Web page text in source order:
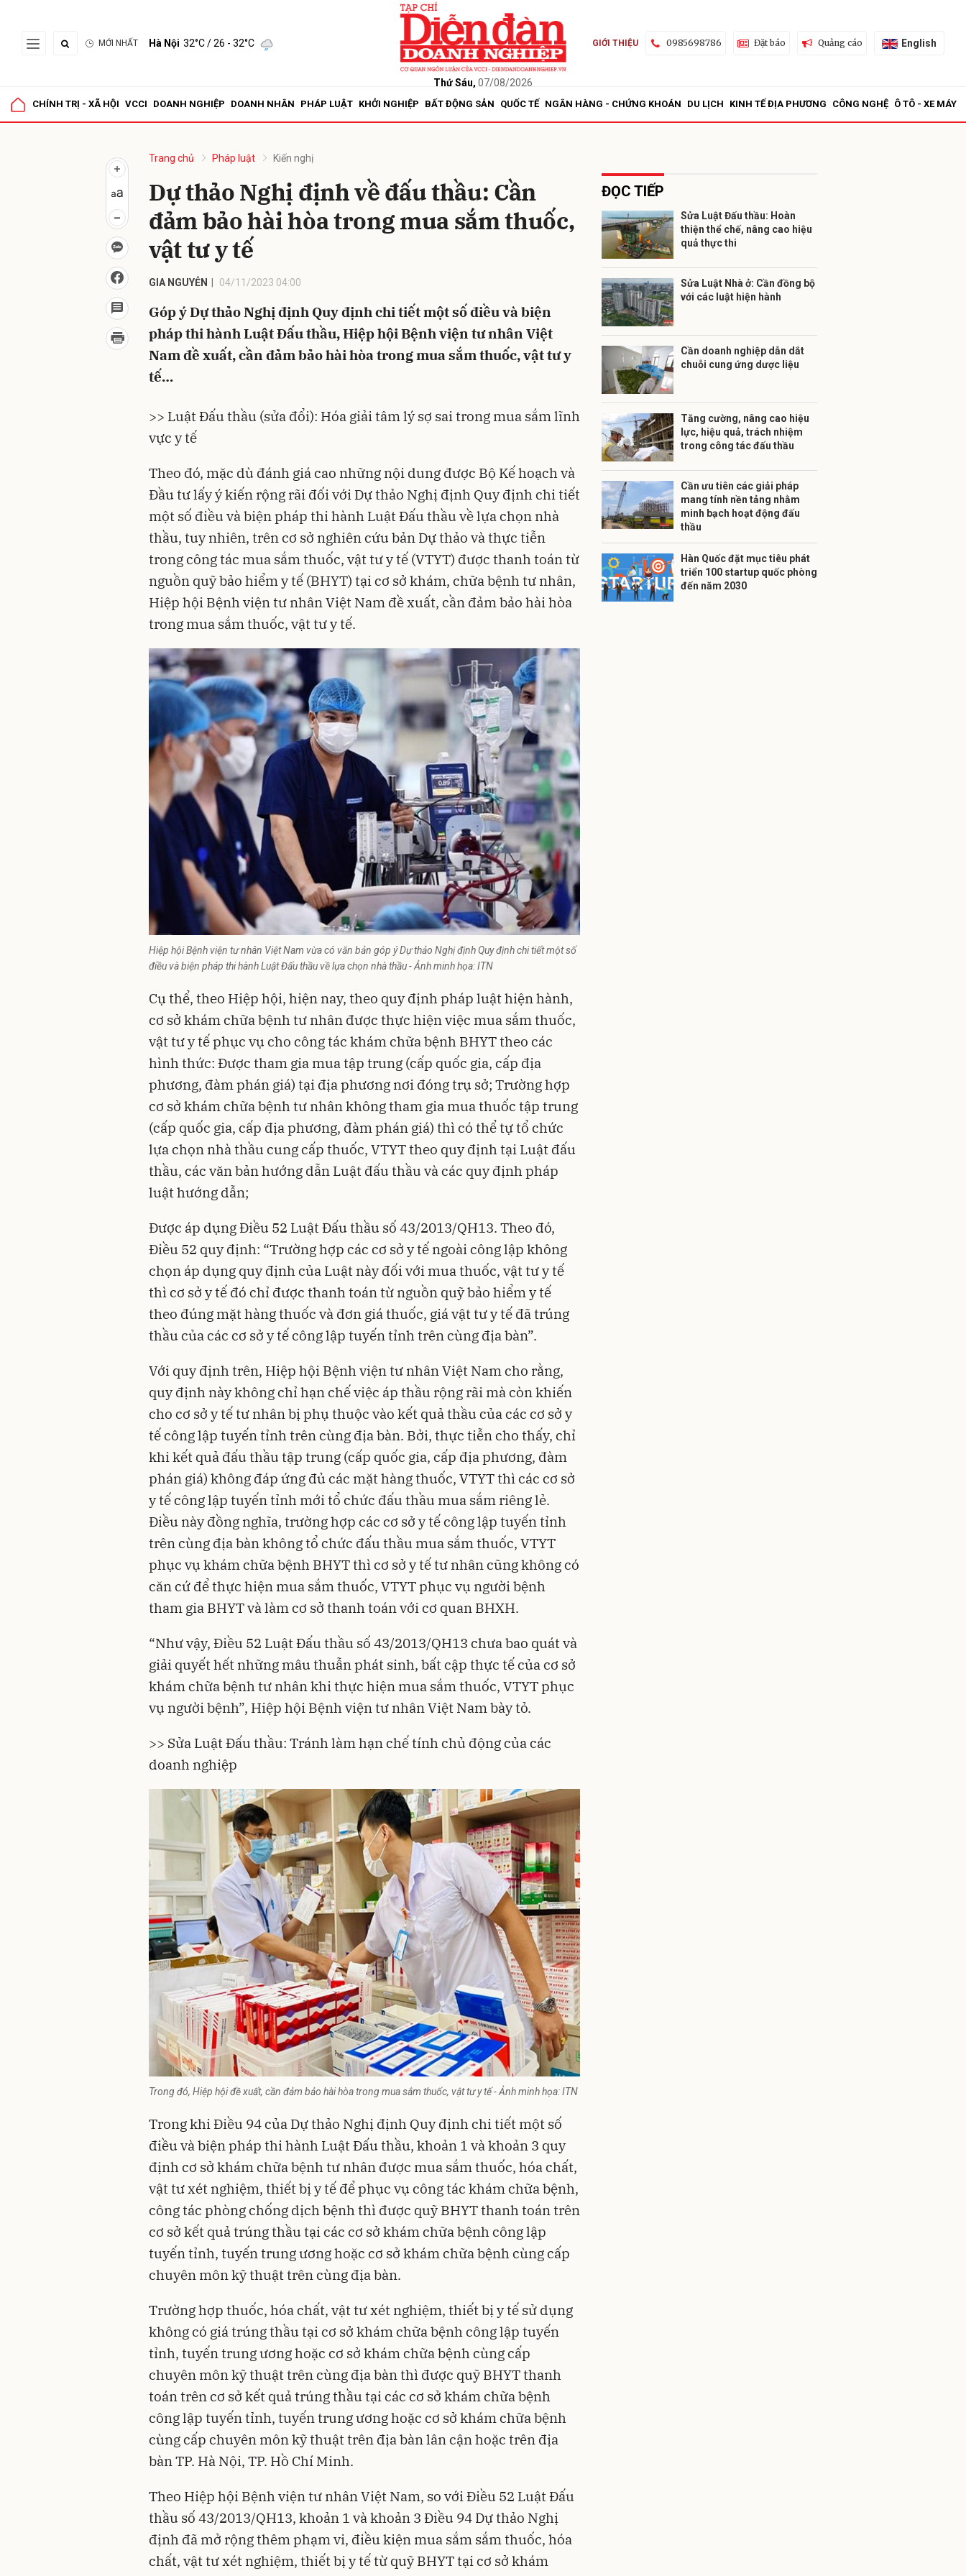
MỚI NHẤT Hà Nội 32°C/ 26 - 32°C
Thứ Sáu, 07/08/2026
GIỚI THIỆU 0985698786 Đặt báo Quảng cáo English
CHÍNH TRỊ - XÃ HỘI VCCI DOANH NGHIỆP DOANH NHÂN PHÁP LUẬT KHỞI NGHIỆP BẤT ĐỘNG SẢN QUỐC TẾ NGÂN HÀNG - CHỨNG KHOÁN DU LỊCH KINH TẾ ĐỊA PHƯƠNG CÔNG NGHỆ Ô TÔ - XE MÁY
Trang chủ Pháp luật Kiến nghị
Dự thảo Nghị định về đấu thầu: Cần
đảm bảo hài hòa trong mua sắm thuốc,
vật tư y tế
GIA NGUYỄN 04/11/2023 04:00
Góp ý Dự thảo Nghị định Quy định chi tiết một số điều và biện
pháp thi hành Luật Đấu thầu, Hiệp hội Bệnh viện tư nhân Việt
Nam đề xuất, cần đảm bảo hài hòa trong mua sắm thuốc, vật tư y
tế…
>> Luật Đấu thầu (sửa đổi): Hóa giải tâm lý sợ sai trong mua sắm lĩnh
vực y tế
Theo đó, mặc dù đánh giá cao những nội dung được Bộ Kế hoạch và
Đầu tưlấy ý kiến rộng rãi đối với Dự thảo Nghị định Quy định chi tiết
một số điều và biện pháp thi hành LuậtĐấu thầu về lựa chọn nhà
thầu, tuy nhiên, trên cơ sở nghiên cứu bản Dự thảo và thực tiễn
trong công tác mua sắm thuốc, vật tư y tế (VTYT) được thanh toán từ
nguồn quỹ bảo hiểm y tế (BHYT) tại cơ sở khám, chữa bệnh tư nhân,
Hiệp hội Bệnh viện tư nhân Việt Nam đề xuất, cần đảm bảo hài hòa
trong mua sắm thuốc, vật tư y tế.
Hiệp hội Bệnh viện tư nhân Việt Nam vừa có văn bản góp ý Dự thảo Nghị định Quy định chi tiết một số
điều và biện pháp thi hành Luật Đấu thầu về lựa chọn nhà thầu - Ảnh minh họa: ITN
Cụ thể, theo Hiệp hội, hiện nay, theo quy định pháp luật hiện hành,
cơ sở khám chữa bệnh tư nhân được thực hiện việc mua sắm thuốc,
vật tư y tế phục vụ cho công tác khám chữa bệnh BHYT theo các
hình thức: Được tham gia mua tập trung (cấp quốc gia, cấp địa
phương, đàm phán giá) tại địa phương nơi đóng trụ sở; Trường hợp
cơ sở khám chữa bệnh tư nhân không tham gia mua thuốc tập trung
(cấp quốc gia, cấp địa phương, đàm phán giá) thì có thể tự tổ chức
lựa chọn nhà thầu cung cấp thuốc, VTYT theo quy định tại Luật đấu
thầu, các văn bản hướng dẫn Luật đấu thầu và các quy định pháp
luật hướng dẫn;
Được áp dụng Điều 52 Luật Đấu thầu số 43/2013/QH13. Theo đó,
Điều 52 quy định: “Trường hợp các cơ sở y tế ngoài công lập không
chọn áp dụng quy định của Luật này đối với mua thuốc, vật tư y tế
thì cơ sở y tế đó chỉ được thanh toán từ nguồn quỹ bảo hiểm y tế
theo đúng mặt hàng thuốc và đơn giá thuốc, giá vật tư y tế đã trúng
thầu của các cơ sở y tế công lập tuyến tỉnh trên cùng địa bàn”.
Với quy định trên, Hiệp hội Bệnh viện tư nhân Việt Nam cho rằng,
quy định này không chỉ hạn chế việc áp thầu rộng rãi mà còn khiến
cho cơ sở y tế tư nhân bị phụ thuộc vào kết quả thầu của các cơ sở y
tế công lập tuyến tỉnh trên cùng địa bàn. Bởi, thực tiễn cho thấy, chỉ
khi kết quả đấu thầu tập trung (cấp quốc gia, cấp địa phương, đàm
phán giá) không đáp ứng đủ các mặt hàng thuốc, VTYT thì các cơ sở
y tế công lập tuyến tỉnh mới tổ chức đấu thầu mua sắm riêng lẻ.
Điều này đồng nghĩa, trường hợp các cơ sở y tế công lập tuyến tỉnh
trên cùng địa bàn không tổ chức đấu thầu mua sắm thuốc, VTYT
phục vụ khám chữa bệnh BHYT thì cơ sở y tế tư nhân cũng không có
căn cứ để thực hiện mua sắm thuốc, VTYT phục vụ người bệnh
tham gia BHYT và làm cơ sở thanh toán với cơ quan BHXH.
“Như vậy, Điều 52 Luật Đấu thầu số 43/2013/QH13 chưa bao quát và
giải quyết hết những mâu thuẫn phát sinh, bất cập thực tế của cơ sở
khám chữa bệnh tư nhân khi thực hiện mua sắm thuốc, VTYT phục
vụ người bệnh”, Hiệp hội Bệnh viện tư nhân Việt Nam bày tỏ.
>> Sửa Luật Đấu thầu: Tránh làm hạn chế tính chủ động của các
doanh nghiệp
Trong đó, Hiệp hội đề xuất, cần đảm bảo hài hòa trong mua sắm thuốc, vật tư y tế - Ảnh minh họa: ITN
Trong khi Điều 94 của Dự thảo Nghị định Quy định chi tiết một số
điều và biện pháp thi hành Luật Đấu thầu, khoản 1 và khoản 3 quy
định cơ sở khám chữa bệnh tư nhân được mua sắm thuốc, hóa chất,
vật tư xét nghiệm, thiết bị y tế để phục vụ công tác khám chữa bệnh,
công tác phòng chống dịch bệnh thì được quỹ BHYT thanh toán trên
cơ sở kết quả trúng thầu tại các cơ sở khám chữa bệnh công lập
tuyến tỉnh, tuyến trung ương hoặc cơ sở khám chữa bệnh cùng cấp
chuyên môn kỹ thuật trên cùng địa bàn.
Trường hợp thuốc, hóa chất, vật tư xét nghiệm, thiết bị y tế sử dụng
không có giá trúng thầu tại cơ sở khám chữa bệnh công lập tuyến
tỉnh, tuyến trung ương hoặc cơ sở khám chữa bệnh cùng cấp
chuyên môn kỹ thuật trên cùng địa bàn thì được quỹ BHYT thanh
toán trên cơ sở kết quả trúng thầu tại các cơ sở khám chữa bệnh
công lập tuyến tỉnh, tuyến trung ương hoặc cơ sở khám chữa bệnh
cùng cấp chuyên môn kỹ thuật trên địa bàn lân cận hoặc trên địa
bàn TP. Hà Nội, TP. Hồ Chí Minh.
Theo Hiệp hội Bệnh viện tư nhân Việt Nam, so với Điều 52 Luật Đấu
thầu số 43/2013/QH13, khoản 1 và khoản 3 Điều 94 Dự thảo Nghị
định đã mở rộng thêm phạm vi, điều kiện mua sắm sắm thuốc, hóa
chất, vật tư xét nghiệm, thiết bị y tế từ quỹ BHYT tại cơ sở khám
ĐỌC TIẾP
Sửa Luật Đấu thầu: Hoàn
thiện thể chế, nâng cao hiệu
quả thực thi
Sửa Luật Nhà ở: Cần đồng bộ
với các luật hiện hành
Cần doanh nghiệp dẫn dắt
chuỗi cung ứng dược liệu
Tăng cường, nâng cao hiệu
lực, hiệu quả, trách nhiệm
trong công tác đấu thầu
Cần ưu tiên các giải pháp
mang tính nền tảng nhằm
minh bạch hoạt động đấu
thầu
Hàn Quốc đặt mục tiêu phát
triển 100 startup quốc phòng
đến năm 2030
Gửi